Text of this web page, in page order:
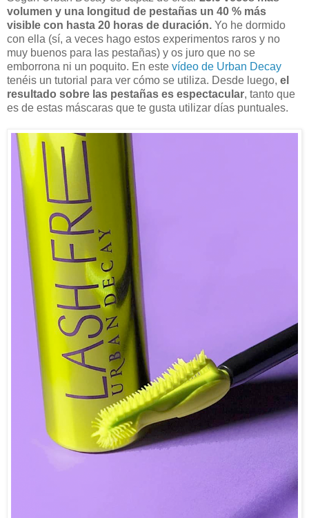
volumen y una longitud de pestañas un 40 % más
visible con hasta 20 horas de duración. Yo he dormido
con ella (sí, a veces hago estos experimentos raros y no
muy buenos para las pestañas) y os juro que no se
emborrona ni un poquito. En este vídeo de Urban Decay
tenéis un tutorial para ver cómo se utiliza. Desde luego, el
resultado sobre las pestañas es espectacular, tanto que
es de estas máscaras que te gusta utilizar días puntuales.